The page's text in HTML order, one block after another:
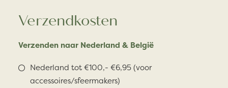
Verzendkosten
Verzenden naar Nederland & België
Nederland tot €100,- €6,95 (voor
accessoires/sfeermakers)